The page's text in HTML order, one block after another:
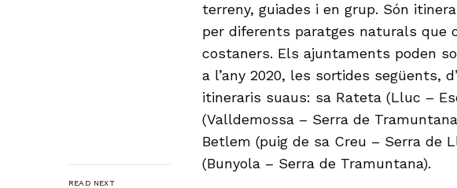
READ NEXT
terreny, guiades i en grup. Són
per diferents paratges naturals que
costaners. Els ajuntaments poden
a l’any 2020, les sortides següents,
itineraris suaus: sa Rateta (Lluc –
(Valldemossa – Serra de
Betlem (puig de sa Creu – Serra de
(Bunyola – Serra de Tramuntana).